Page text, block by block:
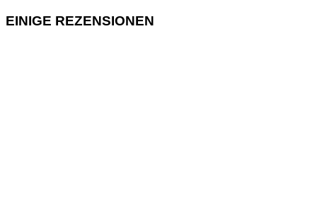
EINIGE REZENSIONEN